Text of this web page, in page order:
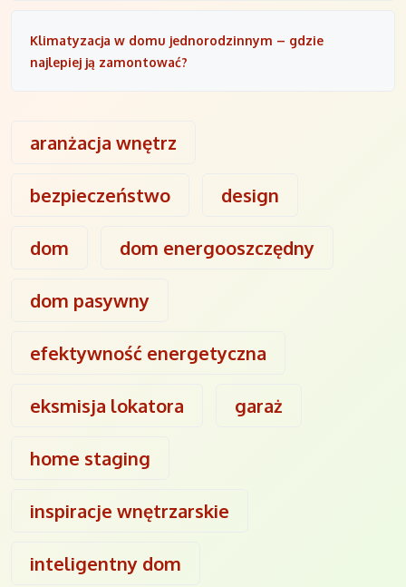
Klimatyzacja w domu jednorodzinnym – gdzie
najlepiej ją zamontować?
aranżacja wnętrz
bezpieczeństwo design
dom dom energooszczędny
dom pasywny
efektywność energetyczna
eksmisja lokatora garaż
home staging
inspiracje wnętrzarskie
inteligentny dom